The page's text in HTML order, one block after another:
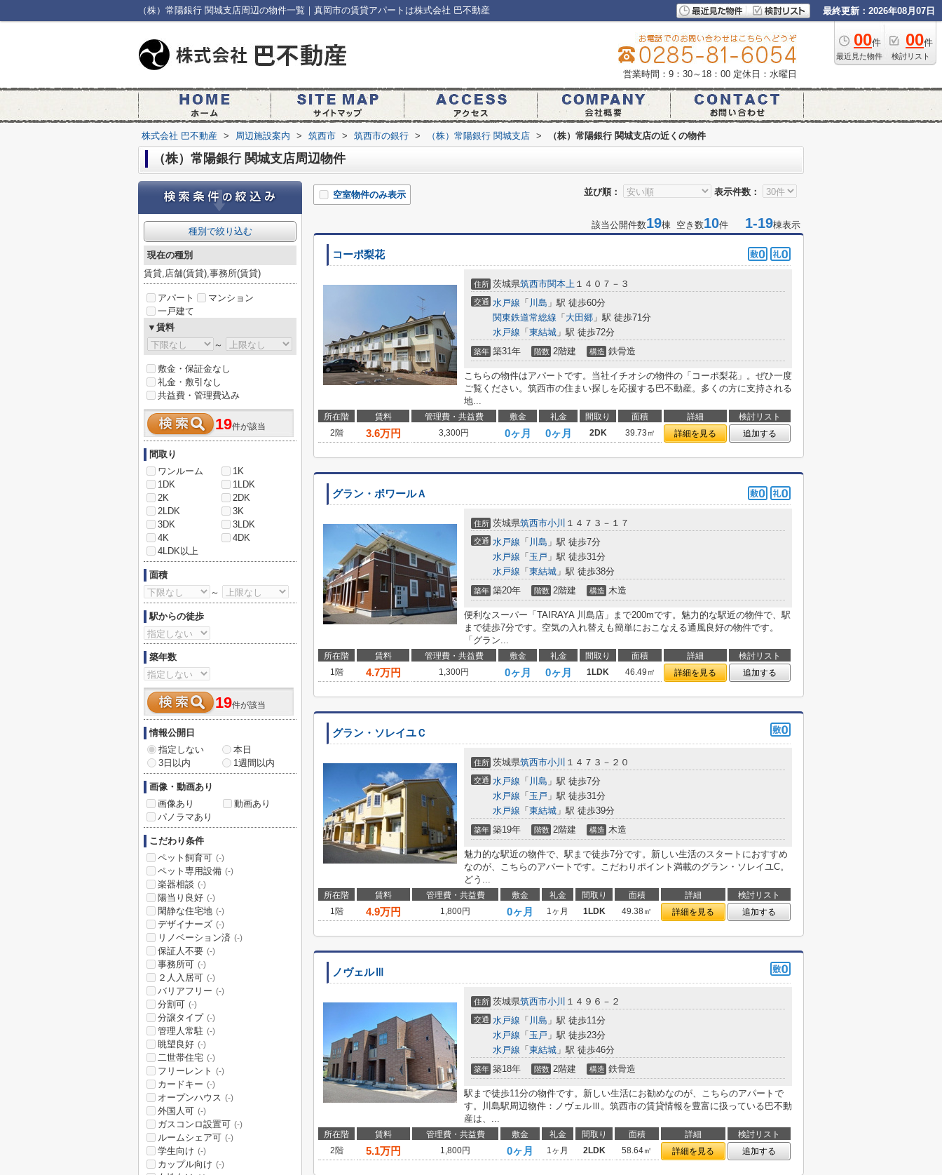
（株）常陽銀行 関城支店周辺の物件一覧｜真岡市の賃貸アパートは株式会社 巴不動産 最終更新：2026年08月07日
00件
最近見た物件
00件
検討リスト
営業時間：9：30～18：00 定休日：水曜日
株式会社 巴不動産 > 周辺施設案内 > 筑西市 > 筑西市の銀行 > （株）常陽銀行 関城支店 > （株）常陽銀行 関城支店の近くの物件
（株）常陽銀行 関城支店周辺物件
並び順： 表示件数：
空室物件のみ表示
該当公開件数19棟 空き数10件 1-19棟表示
コーポ梨花
住所 茨城県筑西市関本上 １４０７－３
交通 水戸線 「 川島 」駅 徒歩60分
関東鉄道常総線 「 大田郷 」駅 徒歩71分
水戸線 「 東結城 」駅 徒歩72分
築年 築31年 階数 2階建 構造 鉄骨造
こちらの物件はアパートです。当社イチオシの物件の「コーポ梨花」。ぜひ一度
ご覧ください。筑西市の住まい探しを応援する巴不動産。多くの方に支持される
地...
所在階 賃料 管理費・共益費 敷金 礼金 間取り 面積 詳細
検討リスト
2階
3.6万円 3,300円 0ヶ月 0ヶ月 2DK 39.73㎡ 詳細を見る 追加する
グラン・ポワールＡ
住所 茨城県筑西市小川 １４７３－１７
交通 水戸線 「 川島 」駅 徒歩7分
水戸線 「 玉戸 」駅 徒歩31分
水戸線 「 東結城 」駅 徒歩38分
築年 築20年 階数 2階建 構造 木造
便利なスーパー「TAIRAYA 川島店」まで200mです。魅力的な駅近の物件で、駅
まで徒歩7分です。空気の入れ替えも簡単におこなえる通風良好の物件です。
「グラン...
所在階 賃料 管理費・共益費 敷金 礼金 間取り 面積 詳細
検討リスト
1階
4.7万円 1,300円 0ヶ月 0ヶ月 1LDK 46.49㎡ 詳細を見る 追加する
グラン・ソレイユＣ
住所 茨城県筑西市小川 １４７３－２０
交通 水戸線 「 川島 」駅 徒歩7分
水戸線 「 玉戸 」駅 徒歩31分
水戸線 「 東結城 」駅 徒歩39分
築年 築19年 階数 2階建 構造 木造
魅力的な駅近の物件で、駅まで徒歩7分です。新しい生活のスタートにおすすめ
なのが、こちらのアパートです。こだわりポイント満載のグラン・ソレイユC。
どう...
所在階 賃料 管理費・共益費 敷金 礼金 間取り 面積 詳細
検討リスト
1階
4.9万円 1,800円 0ヶ月 1ヶ月 1LDK 49.38㎡ 詳細を見る 追加する
ノヴェルⅢ
住所 茨城県筑西市小川 １４９６－２
交通 水戸線 「 川島 」駅 徒歩11分
水戸線 「 玉戸 」駅 徒歩23分
水戸線 「 東結城 」駅 徒歩46分
築年 築18年 階数 2階建 構造 鉄骨造
駅まで徒歩11分の物件です。新しい生活にお勧めなのが、こちらのアパートで
す。川島駅周辺物件：ノヴェルⅢ。筑西市の賃貸情報を豊富に扱っている巴不動
産は、...
所在階 賃料 管理費・共益費 敷金 礼金 間取り 面積 詳細
検討リスト
2階
5.1万円 1,800円 0ヶ月 1ヶ月 2LDK 58.64㎡ 詳細を見る 追加する
種別で絞り込む
現在の種別
賃貸,店舗(賃貸),事務所(賃貸)
アパート
マンション
一戸建て
▼賃料
～
敷金・保証金なし
礼金・敷引なし
共益費・管理費込み
19件が該当
間取り
ワンルーム
1K
1DK
1LDK
2K
2DK
2LDK
3K
3DK
3LDK
4K
4DK
4LDK以上
面積
～
駅からの徒歩
築年数
19件が該当
情報公開日
指定しない
本日
3日以内
1週間以内
画像・動画あり
画像あり
動画あり
パノラマあり
こだわり条件
ペット飼育可 (-)
ペット専用設備 (-)
楽器相談 (-)
陽当り良好 (-)
閑静な住宅地 (-)
デザイナーズ (-)
リノベーション済 (-)
保証人不要 (-)
事務所可 (-)
２人入居可 (-)
バリアフリー (-)
分割可 (-)
分譲タイプ (-)
管理人常駐 (-)
眺望良好 (-)
二世帯住宅 (-)
フリーレント (-)
カードキー (-)
オープンハウス (-)
外国人可 (-)
ガスコンロ設置可 (-)
ルームシェア可 (-)
学生向け (-)
カップル向け (-)